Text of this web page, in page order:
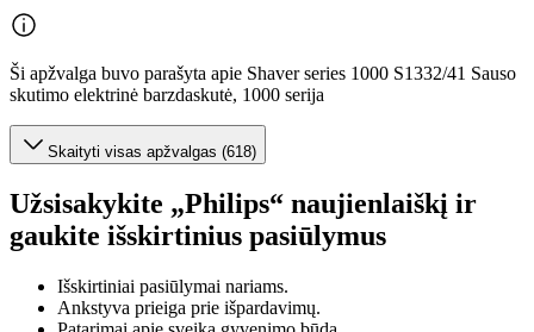
Ši apžvalga buvo parašyta apie Shaver series 1000 S1332/41 Sauso
skutimo elektrinė barzdaskutė, 1000 serija
Skaityti visas apžvalgas (618)
Užsisakykite „Philips“ naujienlaiškį ir
gaukite išskirtinius pasiūlymus
Išskirtiniai pasiūlymai nariams.
Ankstyva prieiga prie išpardavimų.